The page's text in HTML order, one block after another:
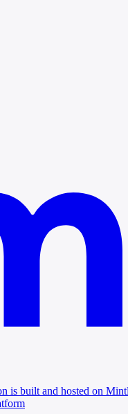
is built and hosted on